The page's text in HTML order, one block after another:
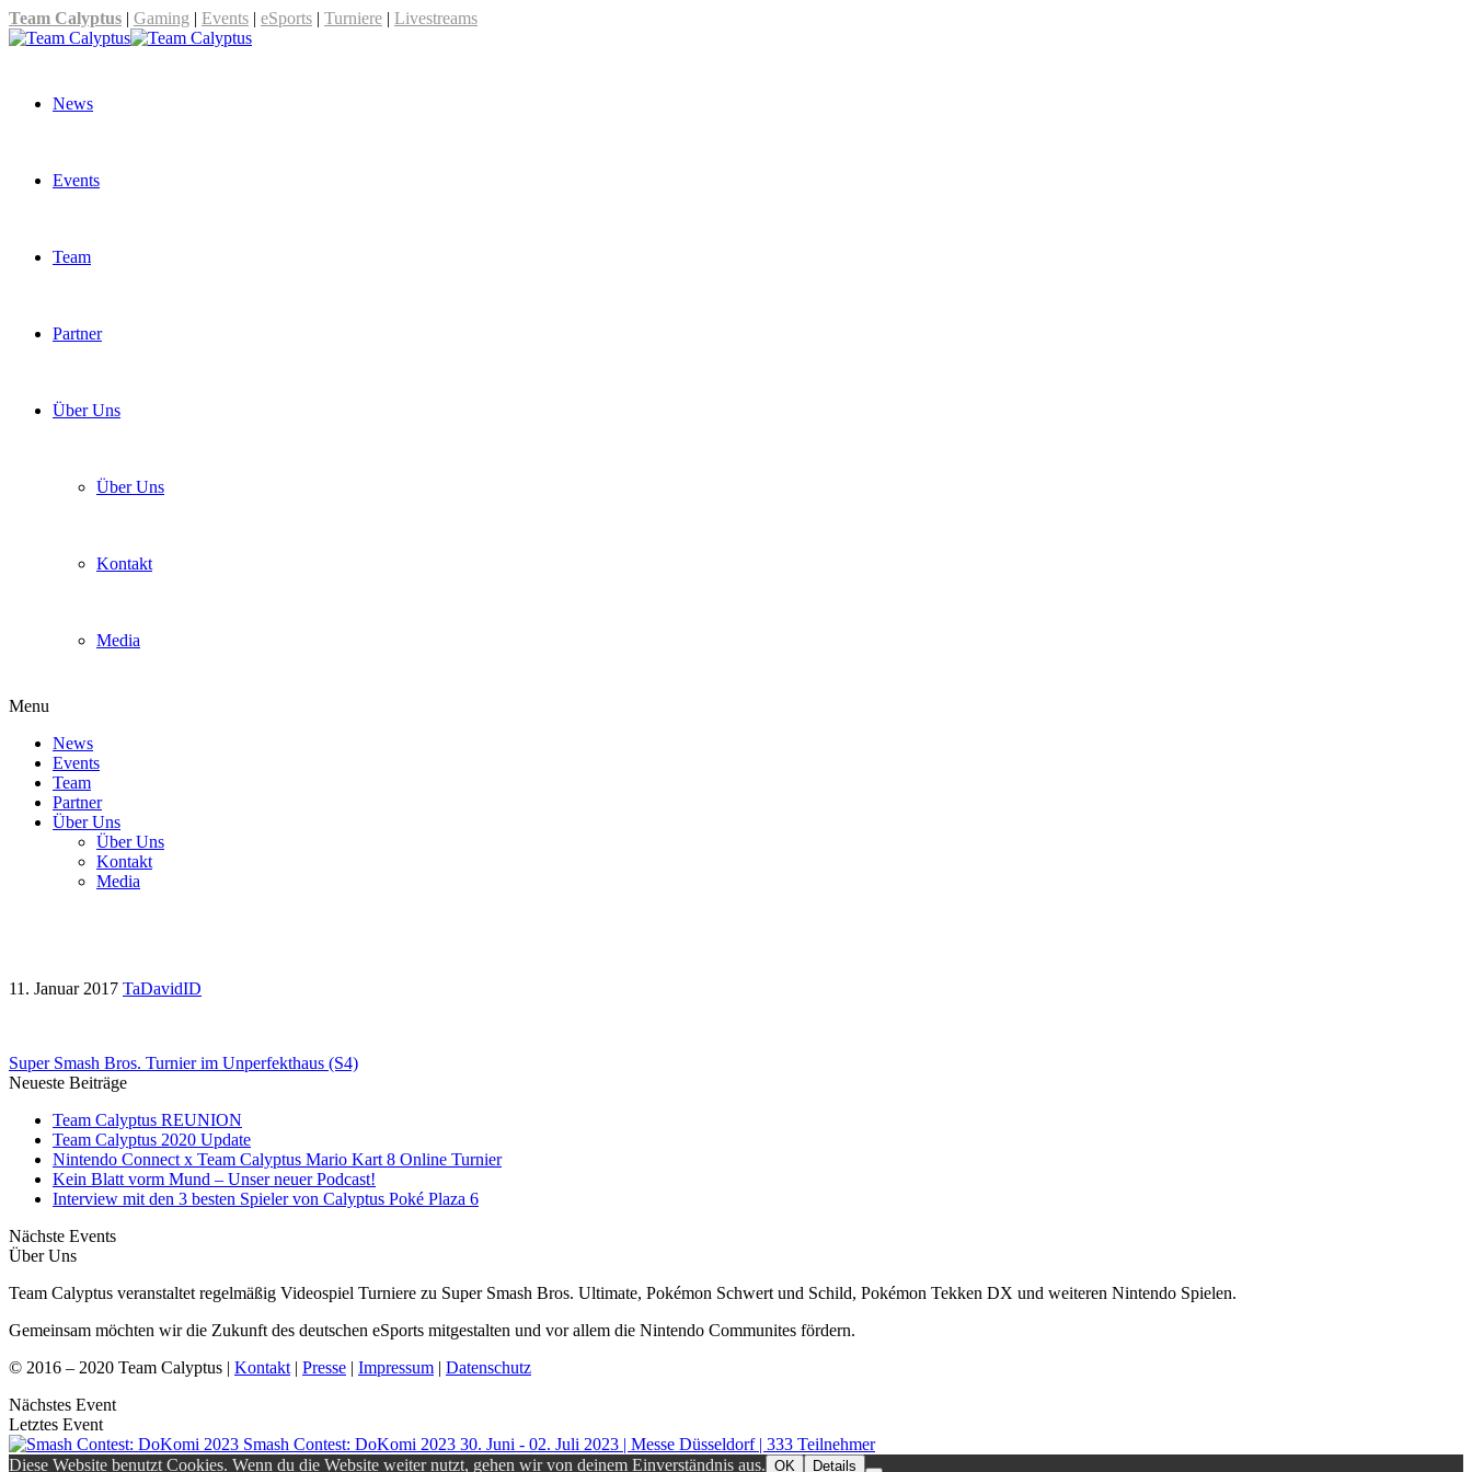
Team Calyptus | Gaming | Events | eSports | Turniere | Livestreams
News
Events
Team
Partner
Über Uns
Über Uns
Kontakt
Media
Menu
News
Events
Team
Partner
Über Uns
Über Uns
Kontakt
Media
11. Januar 2017 TaDavidID
Super Smash Bros. Turnier im Unperfekthaus (S4)
Neueste Beiträge
Team Calyptus REUNION
Team Calyptus 2020 Update
Nintendo Connect x Team Calyptus Mario Kart 8 Online Turnier
Kein Blatt vorm Mund – Unser neuer Podcast!
Interview mit den 3 besten Spieler von Calyptus Poké Plaza 6
Nächste Events
Über Uns
Team Calyptus veranstaltet regelmäßig Videospiel Turniere zu Super Smash Bros. Ultimate, Pokémon Schwert und Schild, Pokémon Tekken DX und weiteren Nintendo Spielen.
Gemeinsam möchten wir die Zukunft des deutschen eSports mitgestalten und vor allem die Nintendo Communites fördern.
© 2016 – 2020 Team Calyptus | Kontakt | Presse | Impressum | Datenschutz
Nächstes Event
Letztes Event
Smash Contest: DoKomi 2023 30. Juni - 02. Juli 2023 | Messe Düsseldorf | 333 Teilnehmer
Diese Website benutzt Cookies. Wenn du die Website weiter nutzt, gehen wir von deinem Einverständnis aus. OK Details